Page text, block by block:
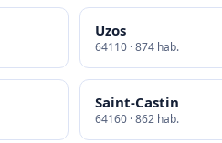
Uzos
64110 · 874 hab.
Saint-Castin
64160 · 862 hab.